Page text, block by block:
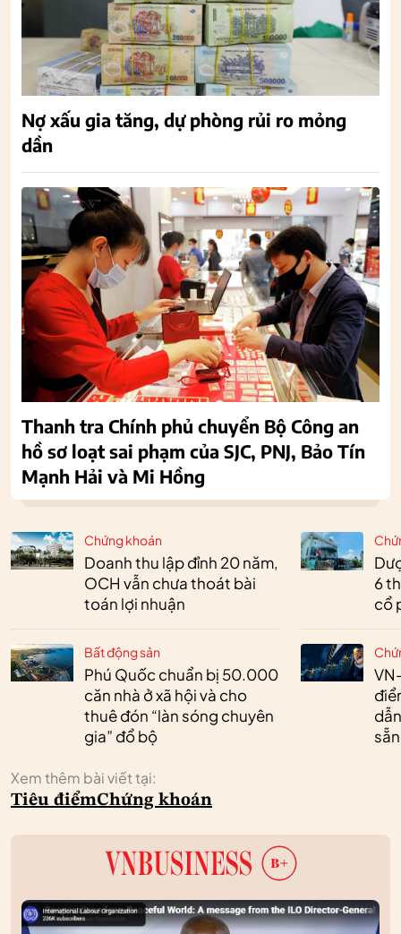
Chứng khoán
Doanh thu lập đỉnh 20 năm,
OCH vẫn chưa thoát bài
toán lợi nhuận
Bất động sản
Phú Quốc chuẩn bị 50.000
căn nhà ở xã hội và cho
thuê đón “làn sóng chuyên
gia” đổ bộ
6
cổ
Xem thêm bài viết tại:
Tiêu điểmChứng khoán
Nợ xấu gia tăng, dự phòng rủi ro mỏng
dần
Thanh tra Chính phủ chuyển Bộ Công an
hồ sơ loạt sai phạm của SJC, PNJ, Bảo Tín
Mạnh Hải và Mi Hồng